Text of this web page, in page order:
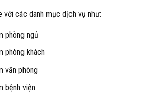
các danh mục dịch vụ như:
phòng ngủ
phòng khách
văn phòng
bệnh viện